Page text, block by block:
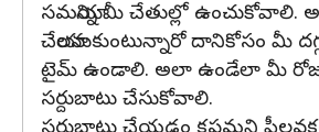
సమయాన్ని మీ చేతుల్లో ఉంచుకోవాలి.
చేయాలనుకుంటున్నారో దానికోసం మీ
టైమ్ ఉండాలి. అలా ఉండేలా మీ
సర్దుబాటు చేసుకోవాలి.